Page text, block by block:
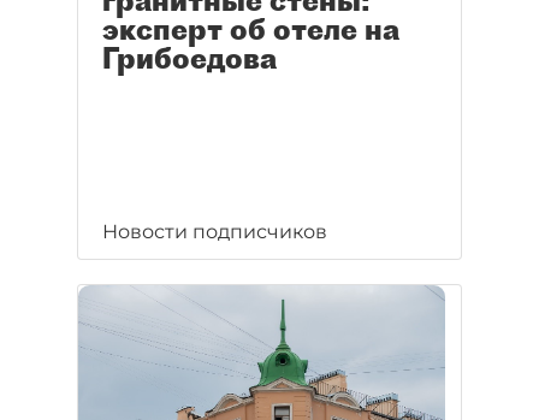
эксперт об отеле на
Грибоедова
Новости подписчиков